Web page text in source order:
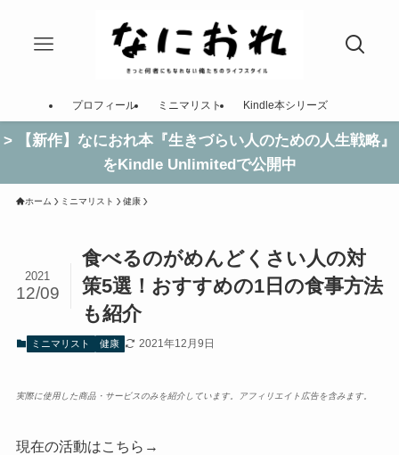
プロフィール ミニマリスト Kindle本シリーズ
> 【新作】なにおれ本『生きづらい人のための人生戦略』
をKindle Unlimitedで公開中
ホーム ミニマリスト 健康
食べるのがめんどくさい人の対
策5選！おすすめの1日の食事方法
も紹介
2021
12/09
ミニマリスト 健康 2021年12月9日
実際に使用した商品・サービスのみを紹介しています。アフィリエイト広告を含みます。
現在の活動はこちら→